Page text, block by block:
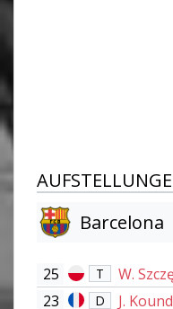
Barcelona
25 T W.
23 D J.